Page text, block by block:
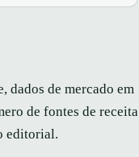
dados de mercado em
de fontes de receita
editorial.